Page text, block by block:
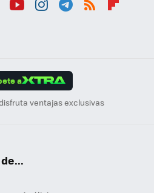
a
ventajas exclusivas